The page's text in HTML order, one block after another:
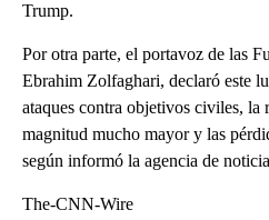
Trump.
Por otra parte, el portavoz de las
Ebrahim Zolfaghari, declaró este
ataques contra objetivos civiles, la
magnitud mucho mayor y las
según informó la agencia de
The-CNN-Wire